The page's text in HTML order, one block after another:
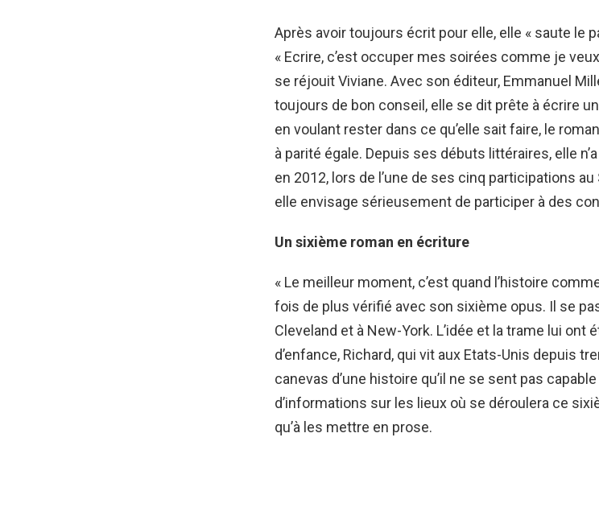
Après avoir toujours écrit pour elle, elle « saute le
« Ecrire, c’est occuper mes soirées comme je
se réjouit Viviane. Avec son éditeur, Emmanuel
toujours de bon conseil, elle se dit prête à écrire
en voulant rester dans ce qu’elle sait faire, le
à parité égale. Depuis ses débuts littéraires, elle
en 2012, lors de l’une de ses cinq participations
elle envisage sérieusement de participer à des
Un sixième roman en écriture
« Le meilleur moment, c’est quand l’histoire
fois de plus vérifié avec son sixième opus. Il se
Cleveland et à New-York. L’idée et la trame lui ont
d’enfance, Richard, qui vit aux Etats-Unis depuis
canevas d’une histoire qu’il ne se sent pas
d’informations sur les lieux où se déroulera ce
qu’à les mettre en prose.